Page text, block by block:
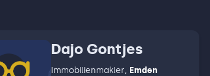
Dajo Gontjes
Immobilienmakler, Emden